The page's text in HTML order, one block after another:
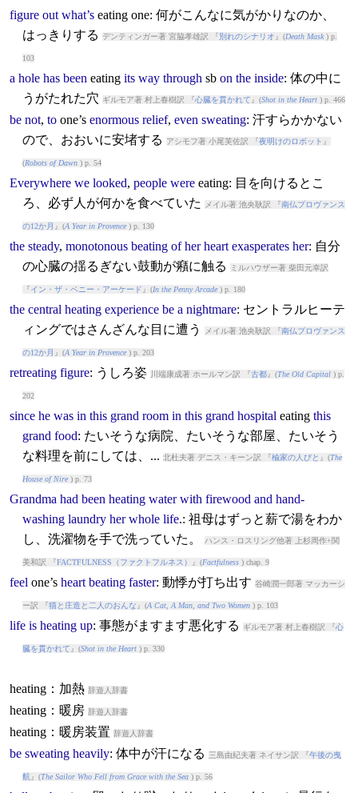
figure out what’s eatingone: 何がこんなに気がかりなのか、
はっきりする
デンティンガー著 宮脇孝雄訳 『別れのシナリオ 』(Death Mask) p.
103
a hole has been eating its way through sb on the inside: 体の中に
うがたれた穴 ギルモア著 村上春樹訳 『心臓を貫かれて 』(Shot in the Heart) p. 466
be not, toone’s enormous relief, even sweating: 汗すらかかない
ので、おおいに安堵する
アシモフ著 小尾芙佐訳 『夜明けのロボット 』
(Robots of Dawn) p. 54
Everywhere we looked, people were eating: 目を向けるとこ
ろ、必ず人が何かを食べていた
メイル著 池央耿訳 『南仏プロヴァンス
の12か月 』(A Year in Provence) p. 130
the steady, monotonous beating of her heart exasperates her: 自分
の心臓の揺るぎない鼓動が癪に触る
ミルハウザー著 柴田元幸訳
『イン・ザ・ペニー・アーケード 』(In the Penny Arcade) p. 180
the central heating experience be a nightmare: セントラルヒーテ
ィングではさんざんな目に遭う
メイル著 池央耿訳 『南仏プロヴァンス
の12か月 』(A Year in Provence) p. 203
retreating figure: うしろ姿 川端康成著 ホールマン訳 『古都』(The Old Capital) p.
202
since he was in this grand room in this grand hospital eating this
grand food: たいそうな病院、たいそうな部屋、たいそう
な料理を前にしては、... 北杜夫著 デニス・キーン訳 『楡家の人びと 』(The
House of Nire) p. 73
Grandma had been heating water with firewood and hand-
washing laundry her whole life.: 祖母はずっと薪で湯をわか
し、洗濯物を手で洗っていた。
ハンス・ロスリング他著 上杉周作+関
美和訳 『FACTFULNESS（ファクトフルネス） 』(Factfulness) chap. 9
feel one’s heart beating faster: 動悸が打ち出す 谷崎潤一郎著 マッカーシ
ー訳 『猫と庄造と二人のおんな 』(A Cat, A Man, and Two Women) p. 103
life is heating up: 事態がますます悪化する ギルモア著 村上春樹訳 『心
臓を貫かれて 』(Shot in the Heart) p. 330
heating：加熱 辞遊人辞書
heating：暖房 辞遊人辞書
heating：暖房装置 辞遊人辞書
be sweating heavily: 体中が汗になる 三島由紀夫著 ネイサン訳 『午後の曳
航 』(The Sailor Who Fell from Grace with the Sea) p. 56